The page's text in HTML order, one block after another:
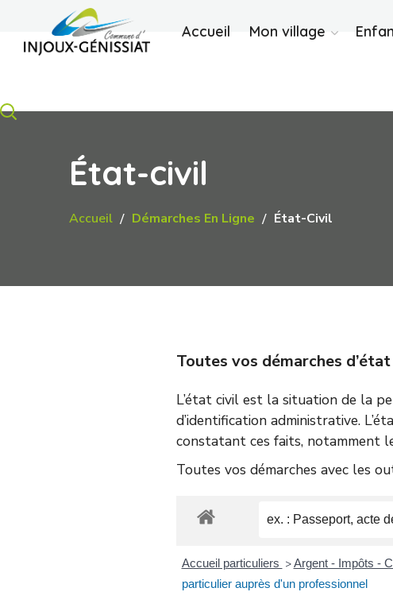
Accueil Mon village
État-civil
Accueil Démarches En Ligne État-Civil
Toutes vos démarches
L’état civil est la situation de la
d’identification administrative.
constatant ces faits, notamment
Toutes vos démarches avec les
Accueil particuliers > Argent - Impôts -
particulier auprès d'un professionnel